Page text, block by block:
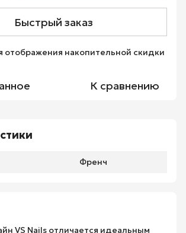
Быстрый заказ
отображения накопительной скидки
К сравнению
Френч
VS Nails отличается идеальным